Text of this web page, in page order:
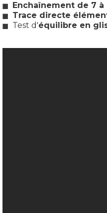
Enchaînement de 7
Trace directe
Test d'équilibre en